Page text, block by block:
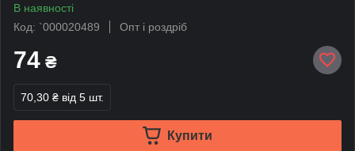
В наявності
Код: `000020489
Опт і роздріб
74 ₴
70,30 ₴ від 5 шт.
Купити